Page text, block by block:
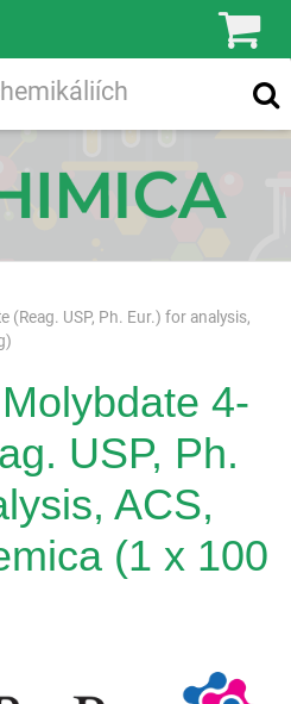
USP, Ph. Eur.) for analysis,
4-
USP, Ph.
ACS,
(1 x 100